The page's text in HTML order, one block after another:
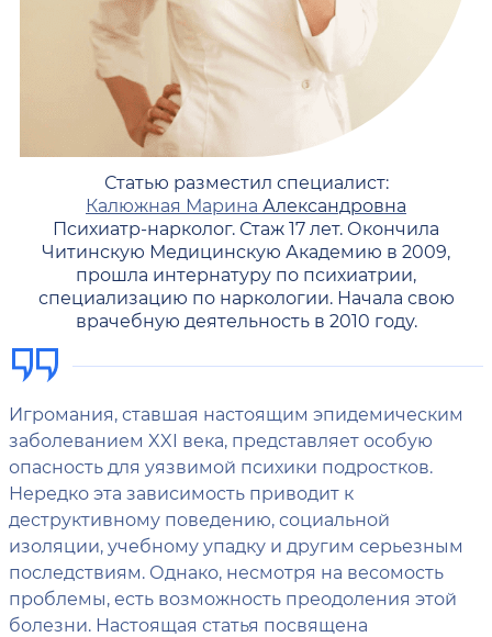
Статью разместил специалист:
Калюжная Марина Александровна
Психиатр-нарколог. Стаж 17 лет. Окончила
Читинскую Медицинскую Академию в 2009,
прошла интернатуру по психиатрии,
специализацию по наркологии. Начала свою
врачебную деятельность в 2010 году.
Игромания, ставшая настоящим эпидемическим
заболеванием XXI века, представляет особую
опасность для уязвимой психики подростков.
Нередко эта зависимость приводит к
деструктивному поведению, социальной
изоляции, учебному упадку и другим серьезным
последствиям. Однако, несмотря на весомость
проблемы, есть возможность преодоления этой
болезни. Настоящая статья посвящена